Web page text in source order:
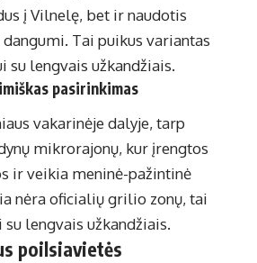
į Vilnelę, bet ir naudotis
Tai puikus variantas
su lengvais užkandžiais.
pasirinkimas
vakarinėje dalyje, tarp
mikrorajonų, kur įrengtos
ir veikia meninė-pažintinė
nėra oficialių grilio zonų, tai
lengvais užkandžiais.
poilsiavietės